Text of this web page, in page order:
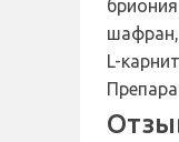
шафран,
L-